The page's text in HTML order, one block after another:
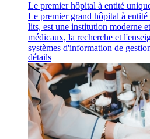
Le premier hôpital à entité
Le premier grand hôpital à
lits, est une institution moderne
médicaux, la recherche et
systèmes d'information de
ordinateurs portables intelligents
MDM (gestion des appareils
considérablement l'efficacité
l'information.
détails